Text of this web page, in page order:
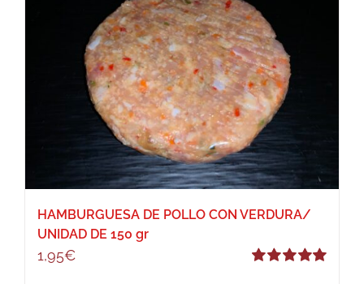
HAMBURGUESA DE POLLO CON VERDURA/
UNIDAD DE 150 gr
1,95€